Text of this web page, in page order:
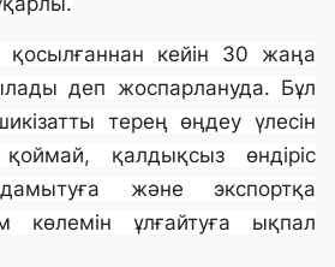
кейін 30 жаңа
деп жоспарлануда. Бұл
терең өңдеу үлесін
қалдықсыз өндіріс
және экспортқа
көлемін ұлғайтуға ықпал